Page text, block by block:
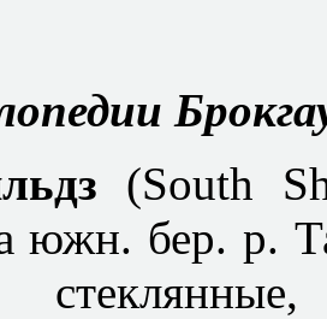
(South
южн. бер. р.